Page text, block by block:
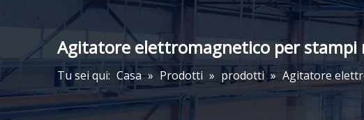
Agitatore elettromagnetico per stampi
Tu sei qui: Casa » Prodotti » prodotti » Agitatore